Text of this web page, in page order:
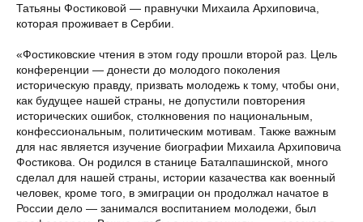
Татьяны Фостиковой — правнучки Михаила Архиповича,
которая проживает в Сербии.
«Фостиковские чтения в этом году прошли второй раз. Цель
конференции — донести до молодого поколения
историческую правду, призвать молодежь к тому, чтобы они,
как будущее нашей страны, не допустили повторения
исторических ошибок, столкновения по национальным,
конфессиональным, политическим мотивам. Также важным
для нас является изучение биографии Михаила Архиповича
Фостикова. Он родился в станице Баталпашинской, много
сделал для нашей страны, истории казачества как военный
человек, кроме того, в эмиграции он продолжал начатое в
России дело — занимался воспитанием молодежи, был